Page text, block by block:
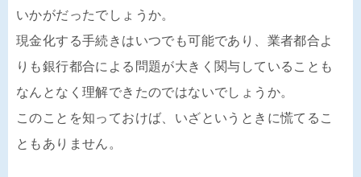
いかがだったでしょうか。
現金化する手続きはいつでも可能であり、業者都合よ
りも銀行都合による問題が大きく関与していることも
なんとなく理解できたのではないでしょうか。
このことを知っておけば、いざというときに慌てるこ
ともありません。